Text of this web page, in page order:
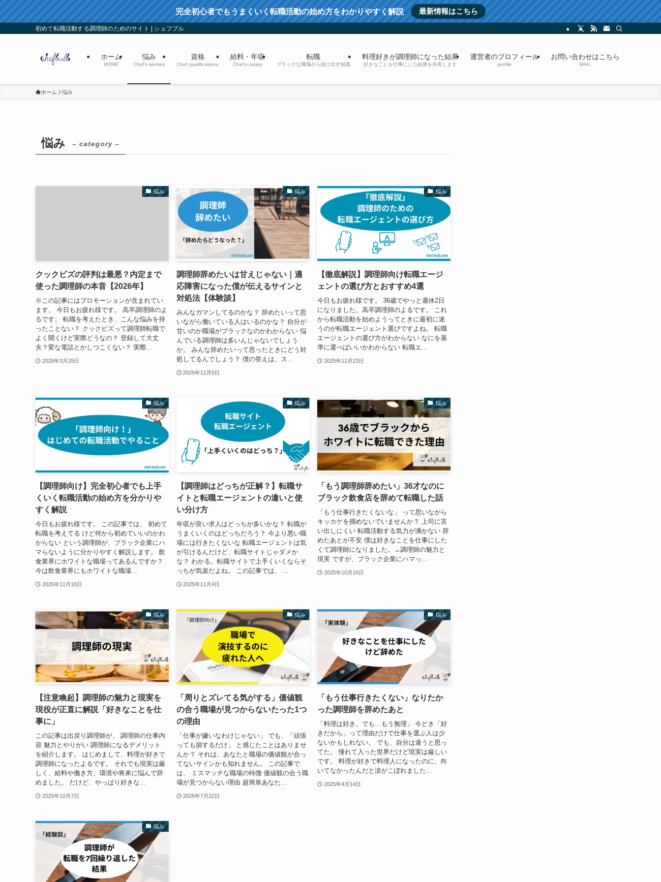
完全初心者でもうまくいく転職活動の始め方をわかりやすく解説 最新情報はこちら
初めて転職活動する調理師のためのサイト | シェフブル
ホーム
HOME
悩み
Chef’s worries
資格
Chef qualifications
給料・年収
Chef’s salary
転職
ブラックな職場から抜け出す知識
料理好きが調理師になった結果
好きなことを仕事にした結果を共有します
運営者のプロフィール
profile
お問い合わせはこちら
MAIL
ホーム 悩み
悩み – category –
悩み
クックビズの評判は最悪？内定まで
使った調理師の本音【2026年】
※この記事にはプロモーションが含まれてい
ます。 今日もお疲れ様です。 高卒調理師のよ
るです。 転職を考えたとき、こんな悩みを持
ったことない？ クックビズって調理師転職で
よく聞くけど実際どうなの？ 登録して大丈
夫？変な電話とかしつこくない？ 実際...
2026年3月29日
悩み
調理師辞めたいは甘えじゃない｜適
応障害になった僕が伝えるサインと
対処法【体験談】
みんなガマンしてるのかな？ 辞めたいって思
いながら働いている人はいるのかな？ 自分が
甘いのか職場がブラックなのかわからない 悩
んでいる調理師は多いんじゃないでしょう
か。 みんな辞めたいって思ったときにどう対
処してるんでしょう？ 僕の答えは、ス...
2025年12月5日
悩み
【徹底解説】調理師向け転職エージ
ェントの選び方とおすすめ4選
今日もお疲れ様です。 36歳でやっと週休2日
になりました。高卒調理師のよるです。 これ
から転職活動を始めようってときに最初に迷
うのが転職エージェント選びですよね。 転職
エージェントの選び方がわからない なにを基
準に選べばいいかわからない 転職エ...
2025年11月23日
悩み
【調理師向け】完全初心者でも上手
くいく転職活動の始め方を分かりや
すく解説
今日もお疲れ様です。 この記事では、 初めて
転職を考えてる けど何から初めていいのかわ
からない という調理師が、ブラック企業にハ
マらないように分かりやすく解説します。 飲
食業界にホワイトな職場ってあるんですか？
今は飲食業界にもホワイトな職場...
2025年11月18日
悩み
【調理師はどっちが正解？】転職サ
イトと転職エージェントの違いと使
い分け方
年収が良い求人はどっちが多いかな？ 転職が
うまくいくのはどっちだろう？ 今より悪い職
場には行きたくないな 転職エージェントは気
が引けるんだけど、転職サイトじゃダメか
な？ わかる。転職サイトで上手くいくならそ
っちが気楽だよね。 この記事では、 ...
2025年11月4日
悩み
「もう調理師辞めたい」36才なのに
ブラック飲食店を辞めて転職した話
「もう仕事行きたくないな」 って思いながら
キッカケを掴めないでいませんか？ 上司に言
い出しにくい 転職活動する気力が沸かない 辞
めたあとが不安 僕は好きなことを仕事にした
くて調理師になりました。→調理師の魅力と
現実 ですが、ブラック企業にハマっ...
2025年10月16日
悩み
【注意喚起】調理師の魅力と現実を
現役が正直に解説「好きなことを仕
事に」
この記事は出戻り調理師が、 調理師の仕事内
容 魅力とやりがい 調理師になるデメリット
を紹介します。 はじめまして、料理が好きで
調理師になったよるです。 それでも現実は厳
しく、給料や働き方、環境や将来に悩んで辞
めました。 だけど、やっぱり好きな...
2025年10月7日
悩み
「周りとズレてる気がする」価値観
の合う職場が見つからないたった1つ
の理由
「仕事が嫌いなわけじゃない」 でも、「頑張
っても損するだけ」 と感じたことはありませ
んか？ それは、あなたと職場の価値観が合っ
てないサインかも知れません。 この記事で
は、 ミスマッチな職場の特徴 価値観の合う職
場が見つからない理由 超簡単あなた...
2025年7月22日
悩み
「もう仕事行きたくない」なりたか
った調理師を辞めたあと
「料理は好き。でも…もう無理」 今どき「好
きだから」って理由だけで仕事を選ぶ人は少
ないかもしれない。 でも、自分は違うと思っ
てた。 憧れて入った世界だけど現実は厳しい
です。 料理が好きで料理人になったのに、向
いてなかったんだと涙がこぼれました...
2025年4月14日
悩み